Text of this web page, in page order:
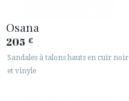
Osana
205 €
Sandales à talons hauts en cuir noir
et vinyle